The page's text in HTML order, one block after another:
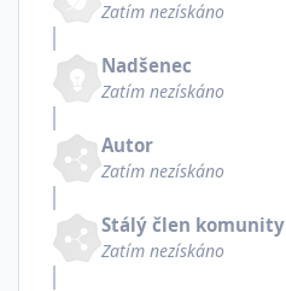
Zatím nezískáno
Nadšenec
Zatím nezískáno
Autor
Zatím nezískáno
Stálý člen komunity
Zatím nezískáno